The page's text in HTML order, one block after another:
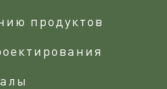
продуктов